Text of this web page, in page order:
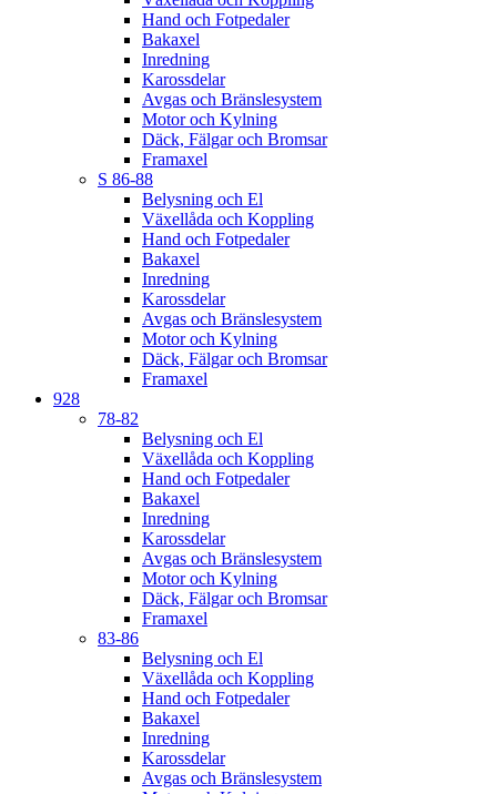
Hand och Fotpedaler
Bakaxel
Inredning
Karossdelar
Avgas och Bränslesystem
Motor och Kylning
Däck, Fälgar och Bromsar
Framaxel
S 86-88
Belysning och El
Växellåda och Koppling
Hand och Fotpedaler
Bakaxel
Inredning
Karossdelar
Avgas och Bränslesystem
Motor och Kylning
Däck, Fälgar och Bromsar
Framaxel
928
78-82
Belysning och El
Växellåda och Koppling
Hand och Fotpedaler
Bakaxel
Inredning
Karossdelar
Avgas och Bränslesystem
Motor och Kylning
Däck, Fälgar och Bromsar
Framaxel
83-86
Belysning och El
Växellåda och Koppling
Hand och Fotpedaler
Bakaxel
Inredning
Karossdelar
Avgas och Bränslesystem